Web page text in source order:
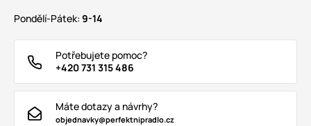
Pondělí-Pátek: 9-14
Potřebujete pomoc?
+420 731 315 486
Máte dotazy a návrhy?
objednavky@perfektnipradlo.cz